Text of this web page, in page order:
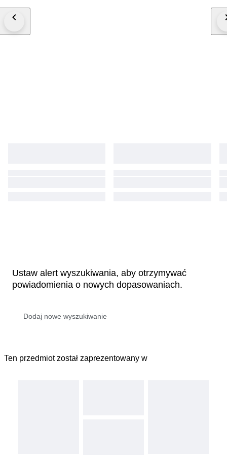
Ustaw alert wyszukiwania, aby otrzymywać
powiadomienia o nowych dopasowaniach.
Ten przedmiot został zaprezentowany w